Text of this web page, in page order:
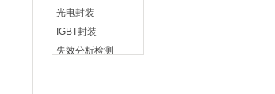
光电封装
IGBT封装
失效分析检测